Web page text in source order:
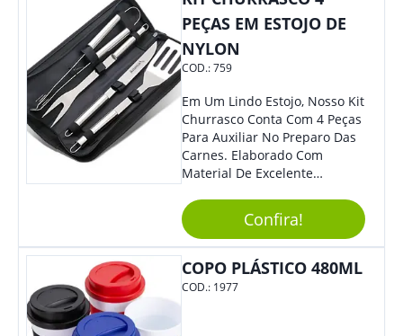
PEÇAS EM ESTOJO DE
NYLON
COD.:759
Em Um Lindo Estojo, Nosso Kit
Churrasco Conta Com 4 Peças
Para Auxiliar No Preparo Das
Carnes. Elaborado Com
Material De Excelente
Tradicional, Sem Dúvidas É O
Brinde Certo Para Todos Os
Públicos. Personalize-O Com
Sua Marca. Seus Clientes E
Colaboradores Com Certeza
Confira!
COPO PLÁSTICO 480ML
COD.: 1977